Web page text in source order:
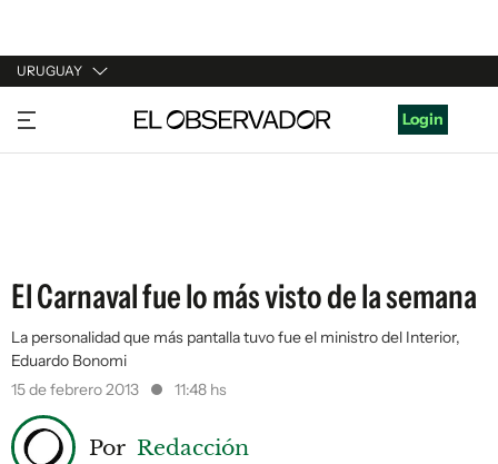
URUGUAY
URUGUAY
ARGENTINA
Login
El Carnaval fue lo más visto de la semana
La personalidad que más pantalla tuvo fue el ministro del Interior,
Eduardo Bonomi
15 de febrero 2013
11:48 hs
Por Redacción